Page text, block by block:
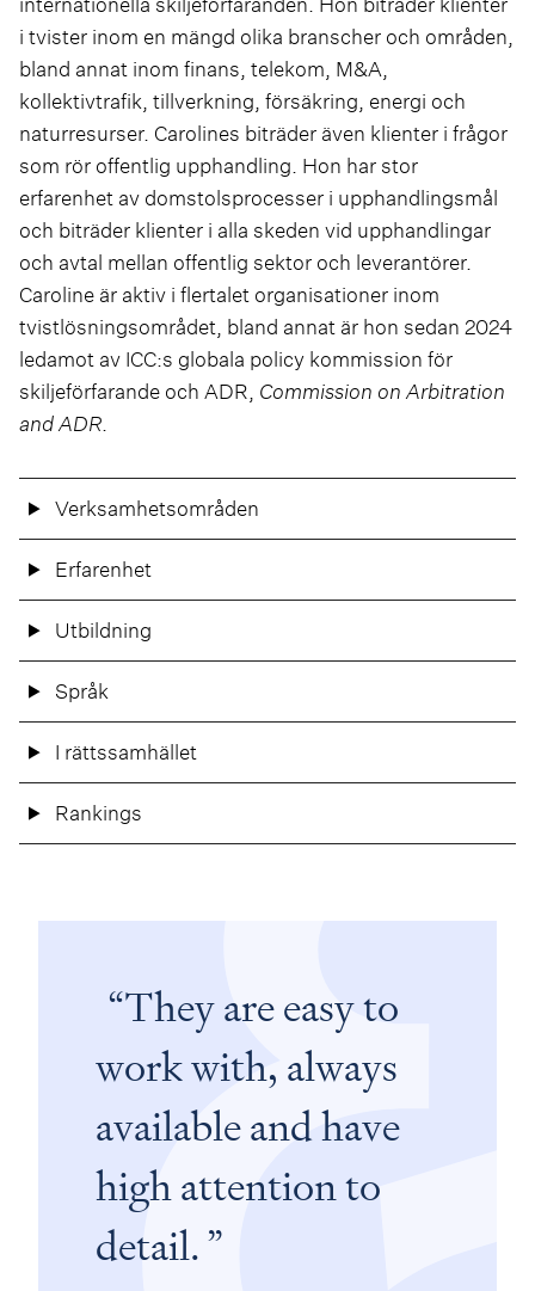
i tvister inom en mängd olika branscher och områden,
bland annat inom finans, telekom, M&A,
kollektivtrafik, tillverkning, försäkring, energi och
naturresurser. Carolines biträder även klienter i frågor
som rör offentlig upphandling. Hon har stor
erfarenhet av domstolsprocesser i upphandlingsmål
och biträder klienter i alla skeden vid upphandlingar
och avtal mellan offentlig sektor och leverantörer.
Caroline är aktiv i flertalet organisationer inom
tvistlösningsområdet, bland annat är hon sedan 2024
ledamot av ICC:s globala policy kommission för
skiljeförfarande och ADR, Commission on Arbitration
and ADR.
Verksamhetsområden
Erfarenhet
Utbildning
Språk
I rättssamhället
Rankings
They are easy to
work with, always
available and have
high attention to
detail.